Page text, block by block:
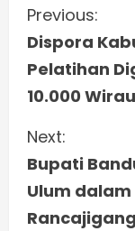
C
o
n
t
i
n
Previous:
Dispora
Pelatihan
10.000
Next:
Bupati
Ulum
Rancajigang